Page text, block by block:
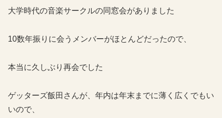
大学時代の音楽サークルの同窓会がありました
10数年振りに会うメンバーがほとんどだったので、
本当に久しぶり再会でした
ゲッターズ飯田さんが、年内は年末までに薄く広くでもい
いので、